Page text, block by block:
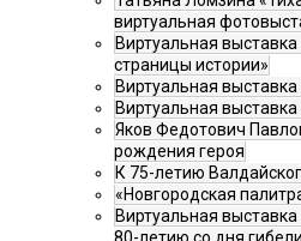
виртуальная
Виртуальная
страницы истории»
Виртуальная
Виртуальная
Яков Федотович
рождения героя
К 75-летию
«Новгородская
Виртуальная